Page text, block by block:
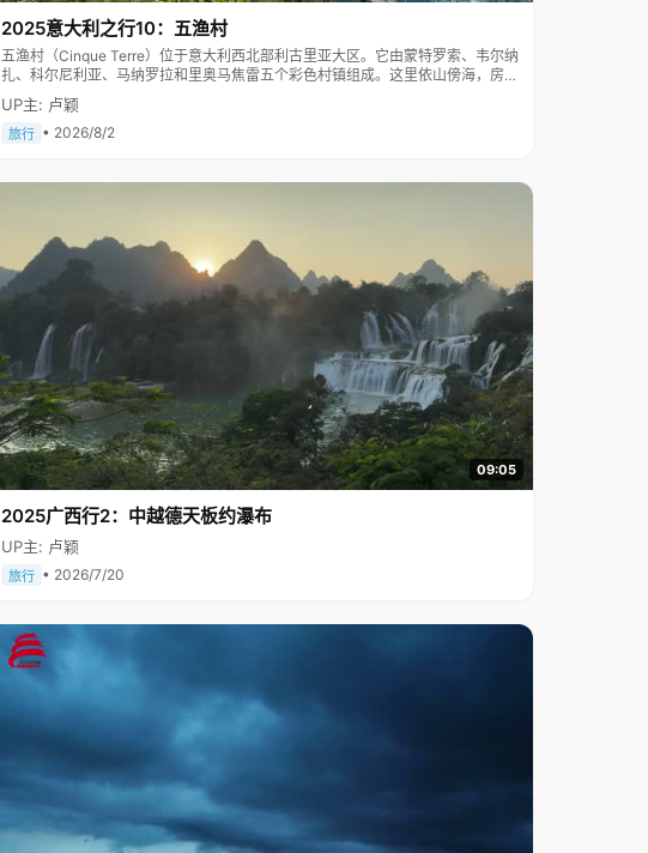
2025意大利之行10：五渔村
五渔村（Cinque Terre）位于意大利西北部利古里亚大区。它由蒙特罗索、韦尔纳
扎、科尔尼利亚、马纳罗拉和里奥马焦雷五个彩色村镇组成。这里依山傍海，房屋
色彩斑斓，1997年被列为世界文化遗产。
UP主: 卢颖
旅行 • 2026/8/2
09:05
2025广西行2：中越德天板约瀑布
UP主: 卢颖
旅行 • 2026/7/20